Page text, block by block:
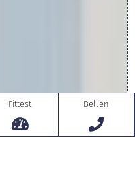
Fittest Bellen